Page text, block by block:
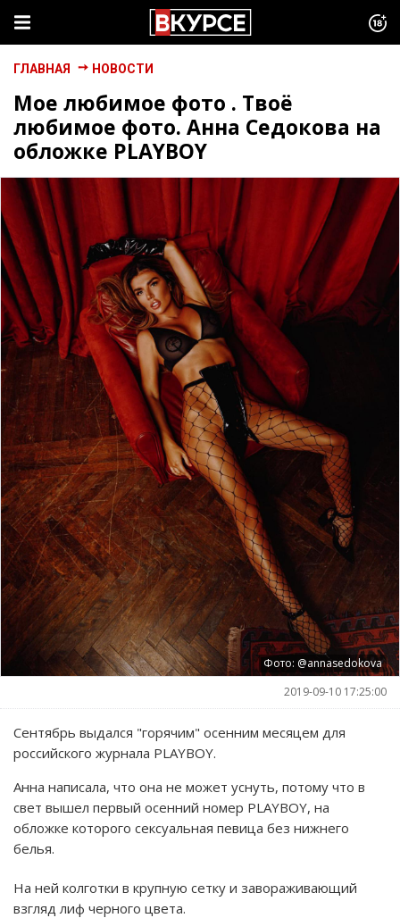
ГЛАВНАЯ НОВОСТИ
Мое любимое фото . Твоё
любимое фото. Анна Седокова на
обложке PLAYBOY
Фото: @annasedokova
2019-09-10 17:25:00
Сентябрь выдался "горячим" осенним месяцем для
российского журнала PLAYBOY.
Анна написала, что она не может уснуть, потому что в
свет вышел первый осенний номер PLAYBOY, на
обложке которого сексуальная певица без нижнего
белья.
На ней колготки в крупную сетку и завораживающий
взгляд лиф черного цвета.